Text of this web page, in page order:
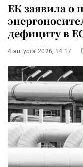
ЕК заявила о
дефициту в
4 августа 2026, 14:17